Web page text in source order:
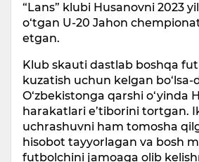
“Lans” klubi Husanovni 2023
o‘tgan U-20 Jahon
etgan.
Klub skauti dastlab boshqa
kuzatish uchun kelgan bo‘lsa-
O‘zbekistonga qarshi o‘yinda
harakatlari e’tiborini tortgan.
uchrashuvni ham tomosha
hisobot tayyorlagan va bosh
futbolchini jamoaga olib